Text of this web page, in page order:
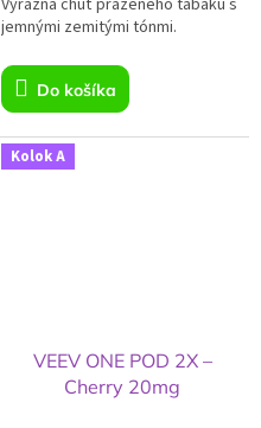
Do košíka
jemnými zemitými tónmi.
Kolok A
VEEV ONE POD 2X –
Cherry 20mg